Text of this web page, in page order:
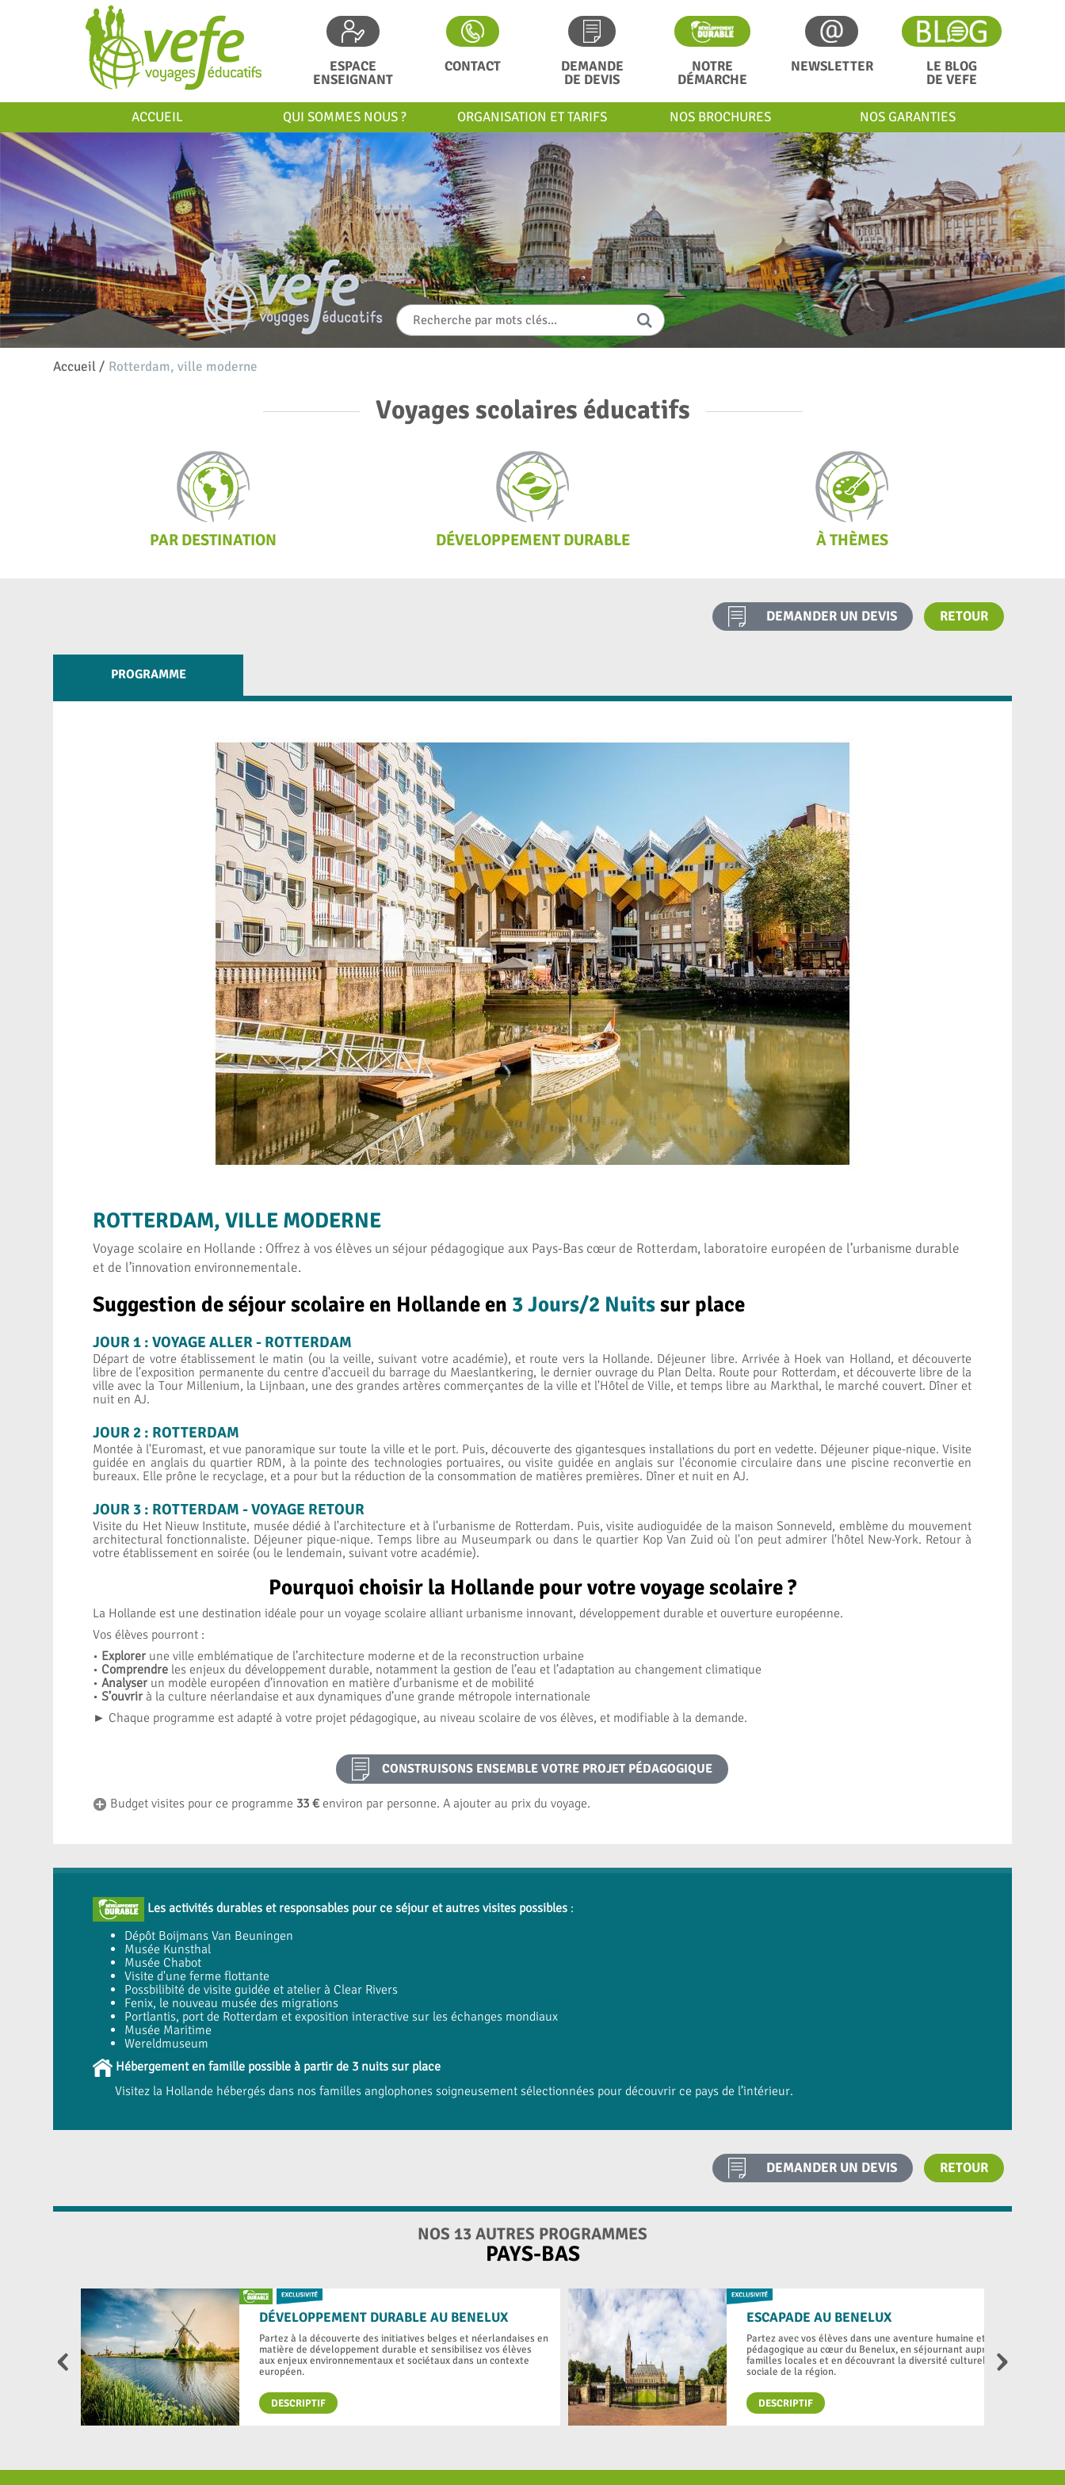
ESPACE
ENSEIGNANT
CONTACT
DEMANDE
DE DEVIS
NOTRE
DÉMARCHE
NEWSLETTER
LE BLOG
DE VEFE
ACCUEIL QUI SOMMES NOUS ? ORGANISATION ET TARIFS NOS BROCHURES NOS GARANTIES
Accueil/ Rotterdam, ville moderne
Voyages scolaires éducatifs
PAR DESTINATION DÉVELOPPEMENT DURABLE À THÈMES
DEMANDER UN DEVIS RETOUR
PROGRAMME
ROTTERDAM, VILLE MODERNE
Voyage scolaire en Hollande : Offrez à vos élèves un séjour pédagogique aux Pays-Bas cœur de Rotterdam, laboratoire européen de l’urbanisme durable
et de l’innovation environnementale.
Suggestion de séjour scolaire en Hollande en 3 Jours/2 Nuitssur place
JOUR 1 : VOYAGE ALLER - ROTTERDAM
Départ de votre établissement le matin (ou la veille, suivant votre académie), et route vers la Hollande. Déjeuner libre. Arrivée à Hoek van Holland, et découverte
libre de l'exposition permanente du centre d'accueil du barrage du Maeslantkering, le dernier ouvrage du Plan Delta. Route pour Rotterdam, et découverte libre de la
ville avec la Tour Millenium, la Lijnbaan, une des grandes artères commerçantes de la ville et l'Hôtel de Ville, et temps libre au Markthal, le marché couvert. Dîner et
nuit en AJ.
JOUR 2 : ROTTERDAM
Montée à l'Euromast, et vue panoramique sur toute la ville et le port. Puis, découverte des gigantesques installations du port en vedette. Déjeuner pique-nique. Visite
guidée en anglais du quartier RDM, à la pointe des technologies portuaires, ou visite guidée en anglais sur l'économie circulaire dans une piscine reconvertie en
bureaux. Elle prône le recyclage, et a pour but la réduction de la consommation de matières premières. Dîner et nuit en AJ.
JOUR 3 : ROTTERDAM - VOYAGE RETOUR
Visite du Het Nieuw Institute, musée dédié à l'architecture et à l'urbanisme de Rotterdam. Puis, visite audioguidée de la maison Sonneveld, emblème du mouvement
architectural fonctionnaliste. Déjeuner pique-nique. Temps libre au Museumpark ou dans le quartier Kop Van Zuid où l'on peut admirer l'hôtel New-York. Retour à
votre établissement en soirée (ou le lendemain, suivant votre académie).
Pourquoi choisir la Hollande pour votre voyage scolaire ?
La Hollande est une destination idéale pour un voyage scolaire alliant urbanisme innovant, développement durable et ouverture européenne.
Vos élèves pourront :
• Explorer une ville emblématique de l’architecture moderne et de la reconstruction urbaine
• Comprendre les enjeux du développement durable, notamment la gestion de l’eau et l’adaptation au changement climatique
•Analyser un modèle européen d’innovation en matière d’urbanisme et de mobilité
•S’ouvrir à la culture néerlandaise et aux dynamiques d’une grande métropole internationale
► Chaque programme est adapté à votre projet pédagogique, au niveau scolaire de vos élèves, et modifiable à la demande.
CONSTRUISONS ENSEMBLE VOTRE PROJET PÉDAGOGIQUE
Budget visites pour ce programme 33 € environ par personne. A ajouter au prix du voyage.
Les activités durables et responsables pour ce séjour et autres visites possibles :
Dépôt Boijmans Van Beuningen
Musée Kunsthal
Musée Chabot
Visite d'une ferme flottante
Possbilibité de visite guidée et atelier à Clear Rivers
Fenix, le nouveau musée des migrations
Portlantis, port de Rotterdam et exposition interactive sur les échanges mondiaux
Musée Maritime
Wereldmuseum
Hébergement en famille possible à partir de 3 nuits sur place
Visitez la Hollande hébergés dans nos familles anglophones soigneusement sélectionnées pour découvrir ce pays de l’intérieur.
DEMANDER UN DEVIS RETOUR
NOS 13 AUTRES PROGRAMMES
PAYS-BAS
‹
DÉVELOPPEMENT DURABLE AU BENELUX
Partez à la découverte des initiatives belges et néerlandaises en
matière de développement durable et sensibilisez vos élèves
aux enjeux environnementaux et sociétaux dans un contexte
européen.
DESCRIPTIF
ESCAPADE AU BENELUX
Partez avec vos élèves dans une aventure humaine et
pédagogique au cœur du Benelux, en séjournant auprès de
familles locales et en découvrant la diversité culturelle et
sociale de la région.
DESCRIPTIF
›